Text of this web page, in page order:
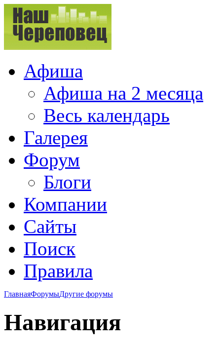
Афиша
Афиша на 2 месяца
Весь календарь
Галерея
Форум
Блоги
Компании
Сайты
Поиск
Правила
ГлавнаяФорумыДругие форумы
Навигация